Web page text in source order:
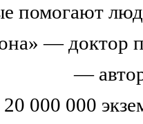
помогают
— доктор
—
000 000